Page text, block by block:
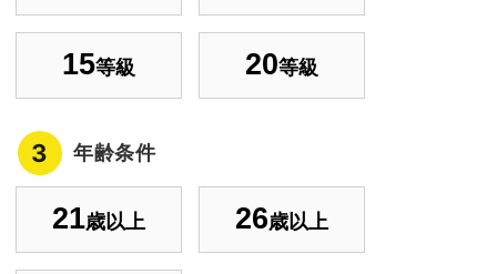
15等級 20等級
3 年齢条件
21歳以上 26歳以上